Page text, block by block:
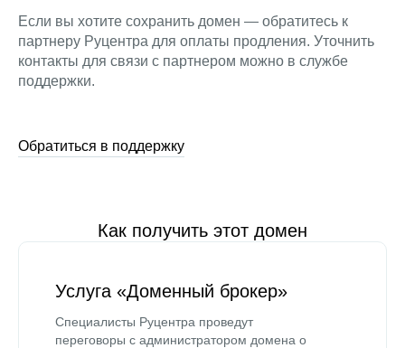
Если вы хотите сохранить домен — обратитесь к
партнеру Руцентра для оплаты продления. Уточнить
контакты для связи с партнером можно в службе
поддержки.
Обратиться в поддержку
Как получить этот домен
Услуга «Доменный брокер»
Специалисты Руцентра проведут
переговоры с администратором домена о